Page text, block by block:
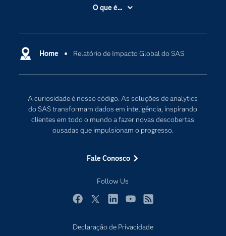
Home Relatório de Impacto Global do SAS
A curiosidade é nosso código. As soluções de analytics
do SAS transformam dados em inteligência, inspirando
clientes em todo o mundo a fazer novas descobertas
ousadas que impulsionam o progresso.
Fale Conosco
Follow Us
Acessibilidade
Carreiras
Certificação
Documentação
PARA EDUCADORES
Empresa
Experimentar / Comprar
Indústrias
O que é...
Computação em nuvem
Transformação digital
Declaração de Privacidade